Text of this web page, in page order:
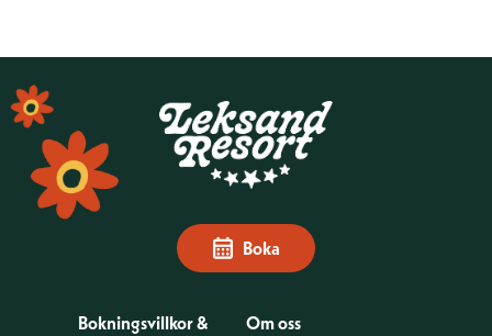
Sidfot
Boka
Bokningsvillkor &
Om oss